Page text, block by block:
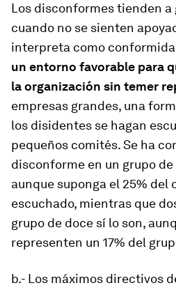
Los disconformes tienden
cuando no se sienten
interpreta como
un entorno favorable para
la organización sin temer
empresas grandes, una
los disidentes se hagan
pequeños comités. Se ha
disconforme en un grupo
aunque suponga el 25% del
escuchado, mientras que
grupo de doce sí lo son,
representen un 17% del
b.- Los máximos directivos